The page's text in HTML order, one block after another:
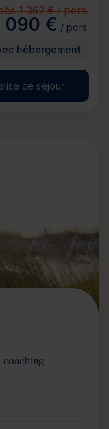
1 362 € / pers.
090 € / pers.
hébergement
ce séjour
coaching